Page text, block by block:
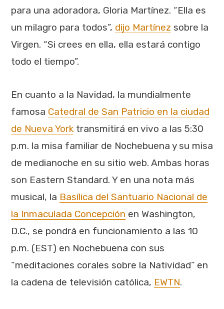
para una adoradora, Gloria Martínez. “Ella es
un milagro para todos”, dijo Martínez sobre la
Virgen. “Si crees en ella, ella estará contigo
todo el tiempo”.
En cuanto a la Navidad, la mundialmente
famosa Catedral de San Patricio en la ciudad
de Nueva York transmitirá en vivo a las 5:30
p.m. la misa familiar de Nochebuena y su misa
de medianoche en su sitio web. Ambas horas
son Eastern Standard. Y en una nota más
musical, la Basílica del Santuario Nacional de
la Inmaculada Concepción en Washington,
D.C., se pondrá en funcionamiento a las 10
p.m. (EST) en Nochebuena con sus
“meditaciones corales sobre la Natividad” en
la cadena de televisión católica, EWTN.